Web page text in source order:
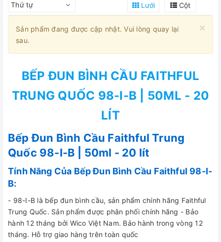
Thứ tự
Lưới
Cột
×
Sản phẩm đang được cập nhật. Vui lòng quay lại
sau.
BẾP ĐUN BÌNH CẦU FAITHFUL
TRUNG QUỐC 98-I-B | 50ML - 20
LÍT
Bếp Đun Bình Cầu Faithful Trung
Quốc 98-I-B | 50ml - 20 lít
Tính Năng Của Bếp Đun Bình Cầu Faithful 98-I-
B:
- 98-I-B là bếp đun bình cầu, sản phẩm chính hãng Faithful
Trung Quốc. Sản phẩm được phân phối chính hãng - Bảo
hành 12 tháng bởi Wico Việt Nam. Bảo hành trong vòng 12
tháng. Hỗ trợ giao hàng trên toàn quốc